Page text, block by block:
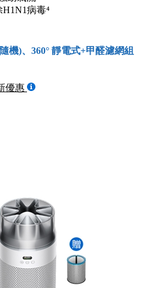
病毒⁴
機)、360° 靜電式+甲醛濾網組
優惠